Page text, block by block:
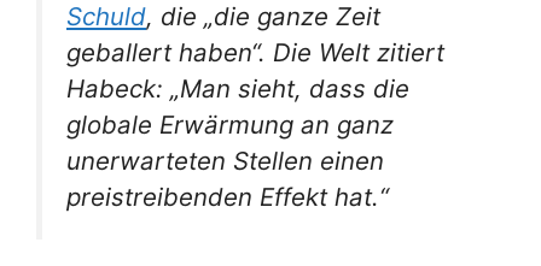
Schuld, die „die ganze Zeit
geballert haben“. Die Welt zitiert
Habeck: „Man sieht, dass die
globale Erwärmung an ganz
unerwarteten Stellen einen
preistreibenden Effekt hat.“